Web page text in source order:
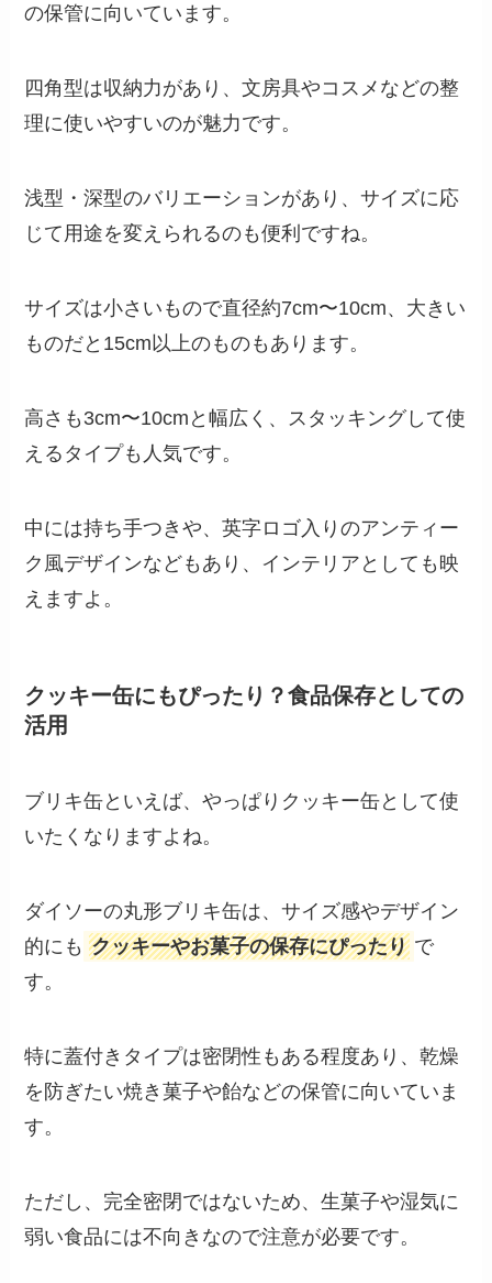
の保管に向いています。
四角型は収納力があり、文房具やコスメなどの整
理に使いやすいのが魅力です。
浅型・深型のバリエーションがあり、サイズに応
じて用途を変えられるのも便利ですね。
サイズは小さいもので直径約7cm〜10cm、大きい
ものだと15cm以上のものもあります。
高さも3cm〜10cmと幅広く、スタッキングして使
えるタイプも人気です。
中には持ち手つきや、英字ロゴ入りのアンティー
ク風デザインなどもあり、インテリアとしても映
えますよ。
クッキー缶にもぴったり？食品保存としての
活用
ブリキ缶といえば、やっぱりクッキー缶として使
いたくなりますよね。
ダイソーの丸形ブリキ缶は、サイズ感やデザイン
的にも クッキーやお菓子の保存にぴったり で
す。
特に蓋付きタイプは密閉性もある程度あり、乾燥
を防ぎたい焼き菓子や飴などの保管に向いていま
す。
ただし、完全密閉ではないため、生菓子や湿気に
弱い食品には不向きなので注意が必要です。